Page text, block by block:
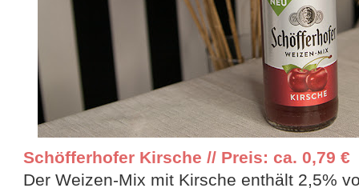
Schöfferhofer Kirsche // Preis: ca. 0,79 €
Der Weizen-Mix mit Kirsche enthält 2,5%